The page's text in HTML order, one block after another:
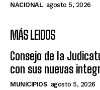
NACIONAL agosto 5, 2026
MÁS LEIDOS
Consejo de la
con sus nuevas
MUNICIPIOS agosto 5, 2026